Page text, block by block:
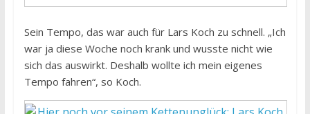
Sein Tempo, das war auch für Lars Koch zu schnell. „Ich
war ja diese Woche noch krank und wusste nicht wie
sich das auswirkt. Deshalb wollte ich mein eigenes
Tempo fahren“, so Koch.